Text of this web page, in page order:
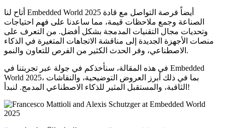
أتاح لنا Embedded World 2025 أيضاً فرصة التواصل مع قادة
الصناعة وجمع ملاحظات قيمة، مما ساعدنا على فهم احتياجات
وتحديات مجال التقنيات المدمجة بشكل أفضل. من التعرف على
منصات الأجهزة الجديدة إلى مناقشة الاتجاهات المتغيرة في الذكاء
الاصطناعي، وفر الحدث الكثير من الفرص للتعاون والنمو.
في هذه المقالة، سنأخذكم في جولة عبر تجربتنا في Embedded
World 2025، بما في ذلك أبرز العروض التوضيحية، والنقاشات
الثاقبة، والمستقبل المثير للذكاء الاصطناعي المدمج. لنبدأ!